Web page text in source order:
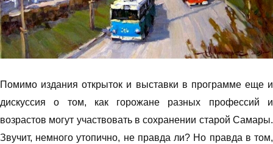
Помимо издания открыток и выставки в программе еще и
дискуссия о том, как горожане разных профессий и
возрастов могут участвовать в сохранении старой Самары.
Звучит, немного утопично, не правда ли? Но правда в том,